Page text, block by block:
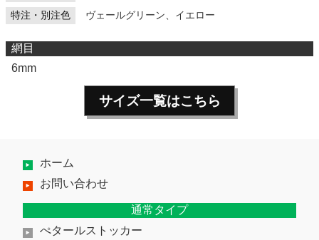
特注・別注色
ヴェールグリーン、イエロー
網目
6mm
サイズ一覧はこちら
ホーム
お問い合わせ
通常タイプ
ぺタールストッカー